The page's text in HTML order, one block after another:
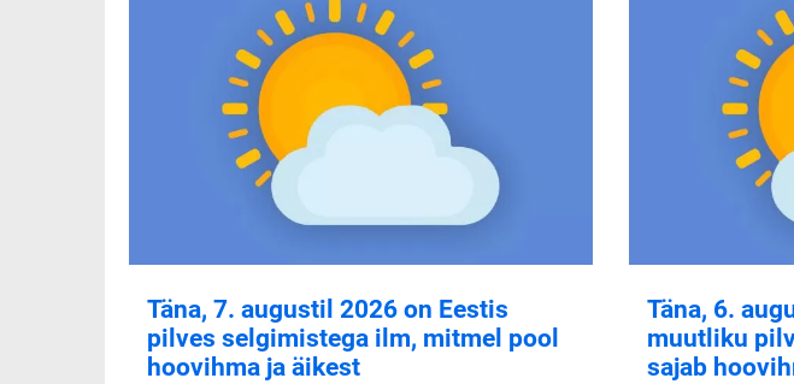
Täna, 7. augustil 2026 on Eestis
pilves selgimistega ilm, mitmel pool
hoovihma ja äikest
Täna, 6.
muutliku
sajab